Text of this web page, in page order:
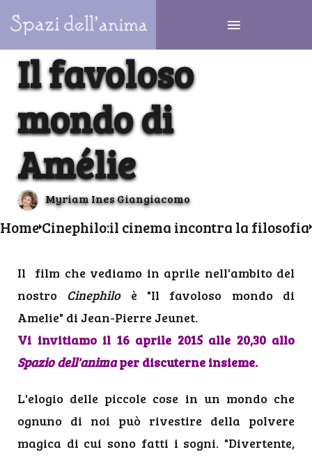
Il favoloso
mondo di
Amélie
Myriam Ines Giangiacomo
HomeCinephilo:il cinema incontra la filosofia
Il film che vediamo in aprile nell'ambito del
nostro Cinephiloè "Il favoloso mondo di
Amelie" di Jean-Pierre Jeunet.
Vi invitiamo il 16 aprile 2015 alle 20,30 allo
Spazio dell'animaper discuterne insieme.
L'elogio delle piccole cose in un mondo che
ognuno di noi può rivestire della polvere
magica di cui sono fatti i sogni. "Divertente,